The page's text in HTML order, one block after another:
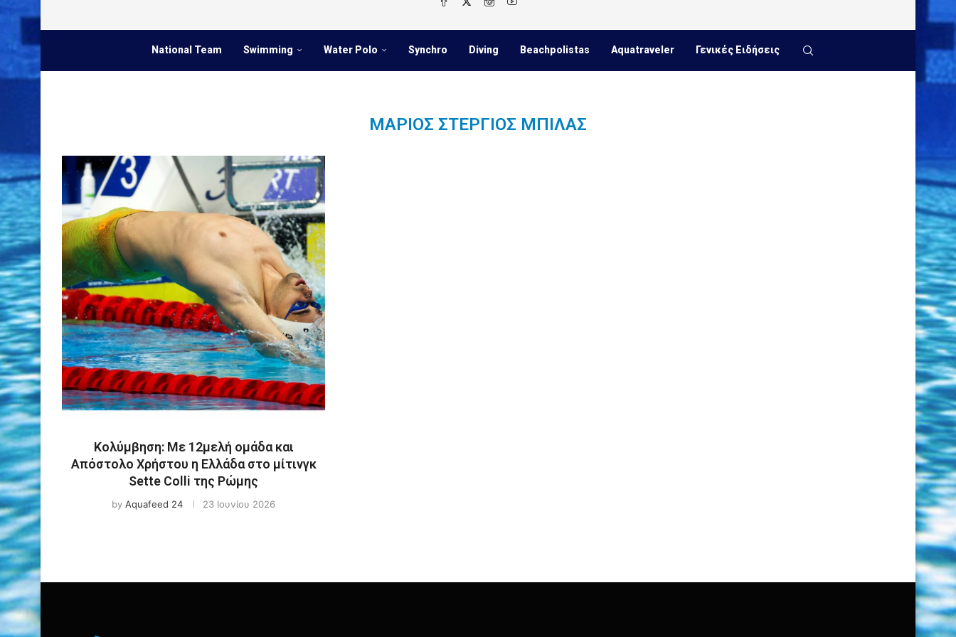
National Team Swimming Water Polo Synchro Diving Beachpolistas Aquatraveler Γενικές Ειδήσεις
ΜΆΡΙΟΣ ΣΤΈΡΓΙΟΣ ΜΠΊΛΑΣ
Κολύμβηση: Με 12μελή ομάδα και
Απόστολο Χρήστου η Ελλάδα στο μίτινγκ
Sette Colli της Ρώμης
by Aquafeed 24 23 Ιουνίου 2026